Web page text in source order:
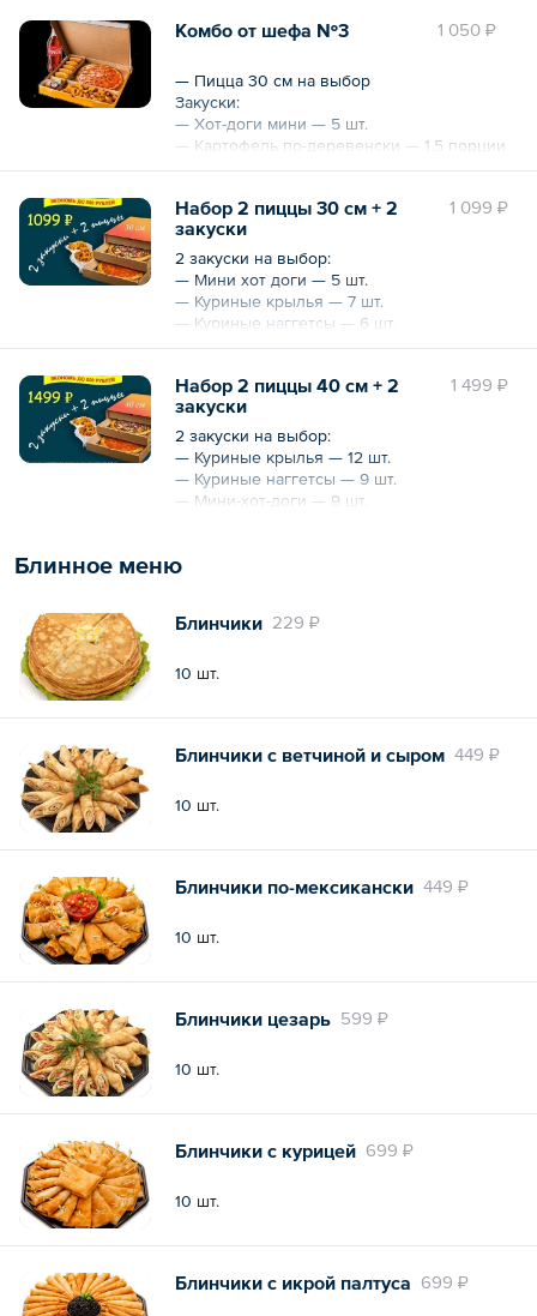
1 050 ₽
Комбо от шефа №3
— Пицца 30 см на выбор
Закуски:
— Хот-доги мини — 5 шт.
— Картофель по-деревенски — 1,5 порции
— Бутылка Coca-Cola — 1 л
1 099 ₽
Набор 2 пиццы 30 см + 2
закуски
2 закуски на выбор:
— Мини хот доги — 5 шт.
— Куриные крылья — 7 шт.
— Куриные наггетсы — 6 шт.
— Сырные шарики — 6 шт.
1 499 ₽
Набор 2 пиццы 40 см + 2
закуски
2 закуски на выбор:
— Куриные крылья — 12 шт.
— Куриные наггетсы — 9 шт.
— Мини-хот-доги — 9 шт.
Блинное меню
229 ₽
Блинчики
10 шт.
449 ₽
Блинчики с ветчиной и сыром
10 шт.
449 ₽
Блинчики по-мексикански
10 шт.
599 ₽
Блинчики цезарь
10 шт.
699 ₽
Блинчики с курицей
10 шт.
699 ₽
Блинчики с икрой палтуса